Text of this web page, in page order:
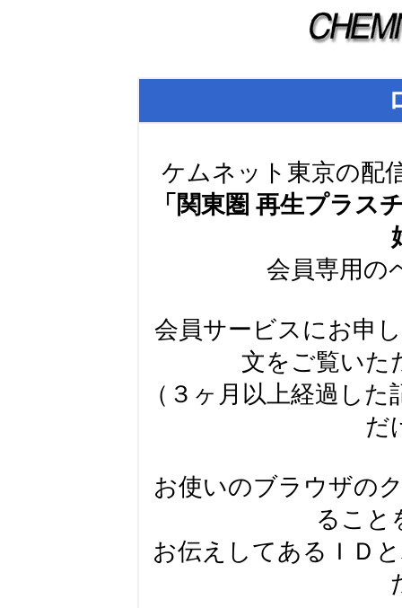
ケムネット東京の配
「関東圏 再生プラス
会員専用の
会員サービスにお申
文をご覧いた
（３ヶ月以上経過し
だ
お使いのブラウザの
ること
お伝えしてあるＩＤ